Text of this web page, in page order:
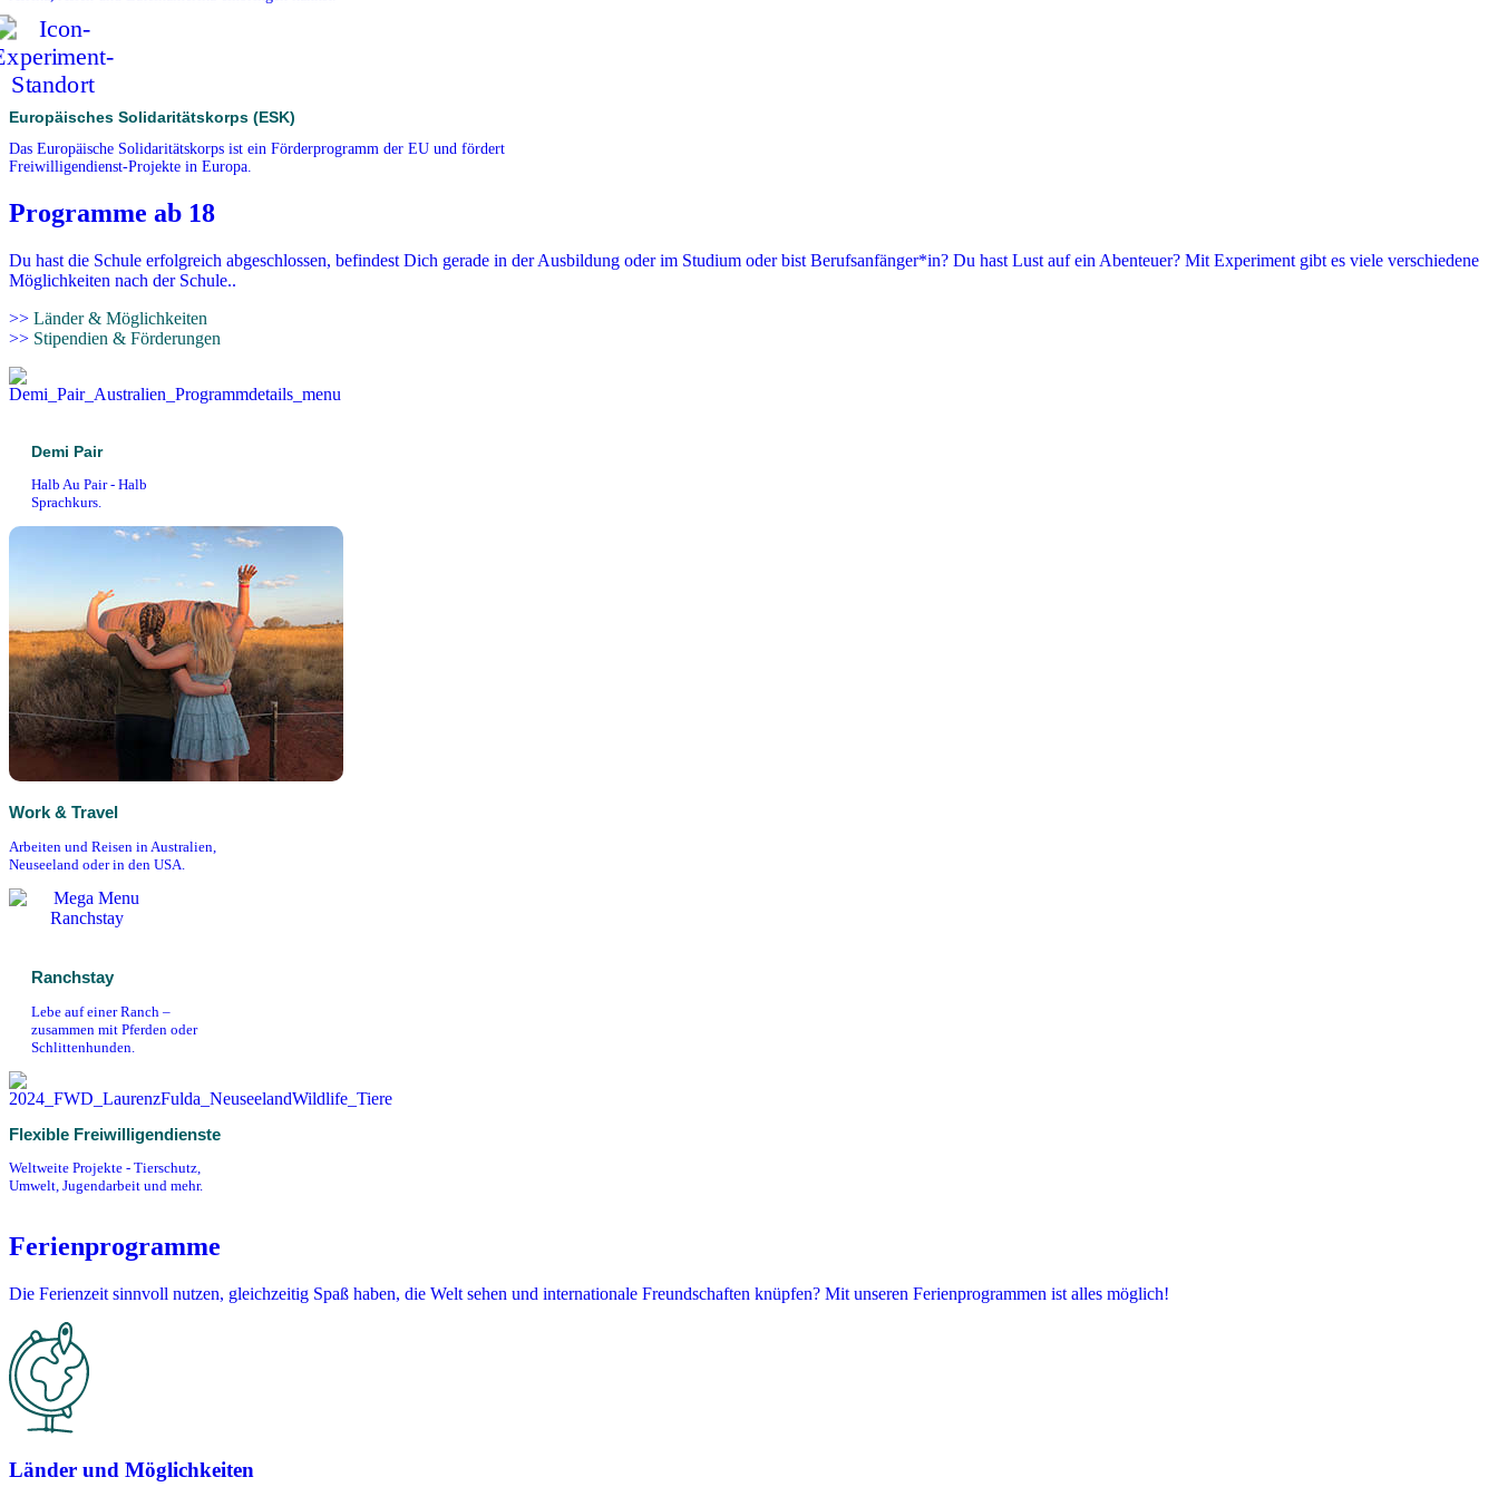
Europäisches Solidaritätskorps (ESK)
Das Europäische Solidaritätskorps ist ein Förderprogramm der EU und fördert
Freiwilligendienst-Projekte in Europa.
Programme ab 18
Du hast die Schule erfolgreich abgeschlossen, befindest Dich gerade in der Ausbildung oder im Studium oder bist Berufsanfänger*in? Du hast Lust auf ein Abenteuer? Mit Experiment gibt es viele verschiedene
Möglichkeiten nach der Schule..
>> Länder & Möglichkeiten
>> Stipendien & Förderungen
Demi Pair
Halb Au Pair - Halb
Sprachkurs.
Work & Travel
Arbeiten und Reisen in Australien,
Neuseeland oder in den USA.
Ranchstay
Lebe auf einer Ranch –
zusammen mit Pferden oder
Schlittenhunden.
Flexible Freiwilligendienste
Weltweite Projekte - Tierschutz,
Umwelt, Jugendarbeit und mehr.
Ferienprogramme
Die Ferienzeit sinnvoll nutzen, gleichzeitig Spaß haben, die Welt sehen und internationale Freundschaften knüpfen? Mit unseren Ferienprogrammen ist alles möglich!
Länder und Möglichkeiten